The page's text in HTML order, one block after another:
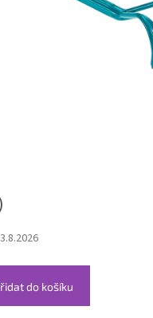
do košíku